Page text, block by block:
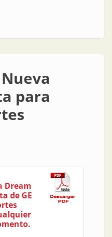
| Recolección de datos de
para
Dream
de GE